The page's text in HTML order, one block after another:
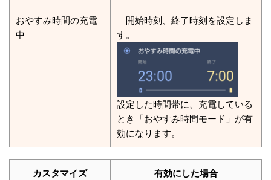
おやすみ時間の充電
中
開始時刻、終了時刻を設定しま
す。
設定した時間帯に、充電している
とき「おやすみ時間モード」が有
効になります。
カスタマイズ 有効にした場合